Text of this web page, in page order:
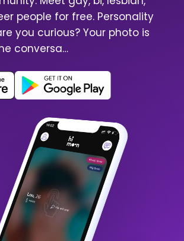
people for free. Personality
you curious? Your photo is
conversa…